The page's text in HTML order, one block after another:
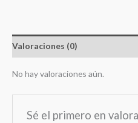
Valoraciones (0)
No hay valoraciones aún.
Sé el primero en